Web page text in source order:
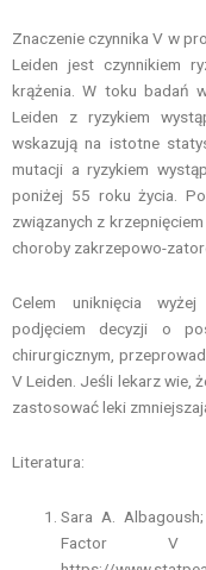
Znaczenie czynnika V w
Leiden jest czynnikiem
krążenia. W toku badań
Leiden z ryzykiem
wskazują na istotne
mutacji a ryzykiem
poniżej 55 roku życia.
związanych z
choroby zakrzepowo-
Celem uniknięcia
podjęciem decyzji o
chirurgicznym,
V Leiden. Jeśli lekarz wie,
zastosować leki
Literatura:
Sara A.
Factor V